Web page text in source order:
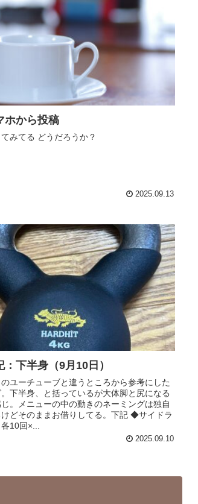
ホから投稿
みてる どうだろうか？
2025.09.13
下半身（9月10日）
ユーチューブと違うところから参考にした
。下半身、と括っているが大体脚と尻になる
。メニューの中の動きのネーミングは独自
どそのままお借りしてる。下記 ◆サイドラ
10回×...
2025.09.10